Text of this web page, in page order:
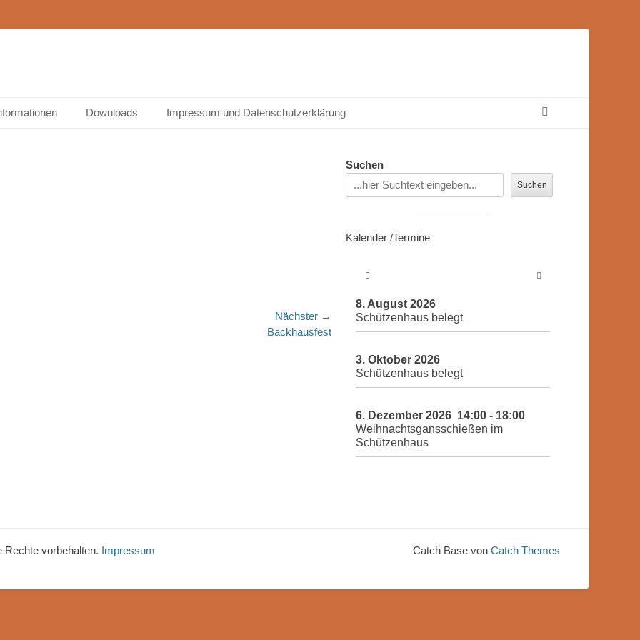
Rainrod
Downloads Impressum und Datenschutzerklärung
Nächster →
Backhausfest
Suchen
Suchen
Kalender /Termine
8. August 2026
Schützenhaus belegt
3. Oktober 2026
Schützenhaus belegt
6. Dezember 2026 14:00 - 18:00
Weihnachtsgansschießen im
Schützenhaus
Rechte vorbehalten. Impressum
Catch Base von Catch Themes